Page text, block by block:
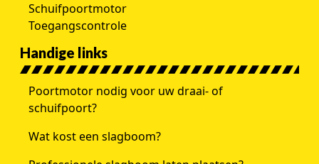
Schuifpoortmotor
Toegangscontrole
Handige links
Poortmotor nodig voor uw draai- of
schuifpoort?
Wat kost een slagboom?